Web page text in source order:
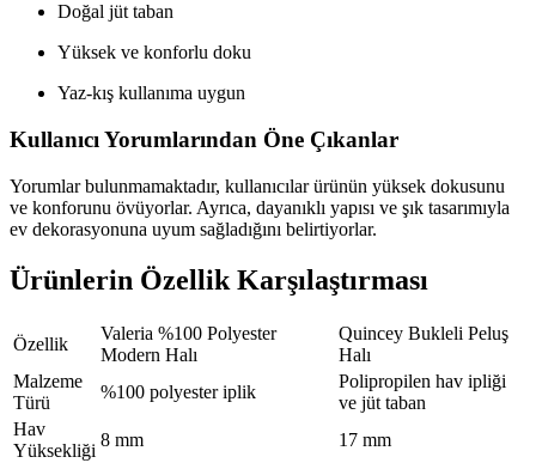
Doğal jüt taban
Yüksek ve konforlu doku
Yaz-kış kullanıma uygun
Kullanıcı Yorumlarından Öne Çıkanlar
Yorumlar bulunmamaktadır, kullanıcılar ürünün yüksek dokusunu
ve konforunu övüyorlar. Ayrıca, dayanıklı yapısı ve şık tasarımıyla
ev dekorasyonuna uyum sağladığını belirtiyorlar.
Ürünlerin Özellik Karşılaştırması
Özellik
Valeria %100 Polyester
Modern Halı
Quincey Bukleli Peluş
Halı
Malzeme
Türü
%100 polyester iplik
Polipropilen hav ipliği
ve jüt taban
Hav
Yüksekliği
8 mm
17 mm